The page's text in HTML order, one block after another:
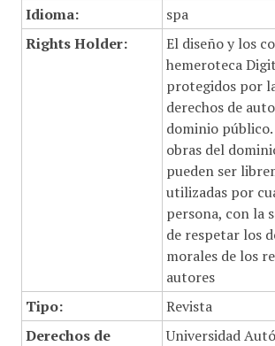
Idioma:
spa
Rights Holder:
El diseño y los
hemeroteca
protegidos por
derechos de
dominio
obras del
pueden ser
utilizadas por
persona, con la
de respetar los
morales de los
autores
Tipo:
Revista
Derechos de
Universidad